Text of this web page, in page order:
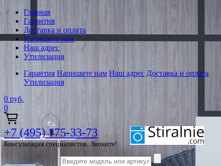
Главная
Гарантия
Доставка и оплата
Напишите нам
Наш адрес
Утилизация
Гарантия Напишите нам Наш адрес Доставка и оплата
Утилизация
0 руб.
0
+7 (495) 175-33-73
Консультация специалистов. Звоните!